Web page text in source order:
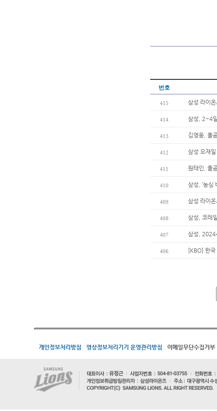
번호
415 삼성 라이
414 삼성, 2~4
413 김영웅, 올
412 삼성 오재
411 원태인, 올
410 삼성, ‘농심
409 삼성 라이
408 삼성, 코레
407 삼성, 2024
406 [KBO] 한국
개인정보처리방침 영상정보처리기기 운영관리방침 이메일무단수집거부